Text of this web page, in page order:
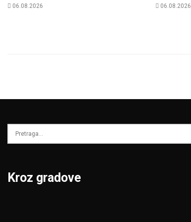
06.08.2026 06.08.2026
Kroz gradove